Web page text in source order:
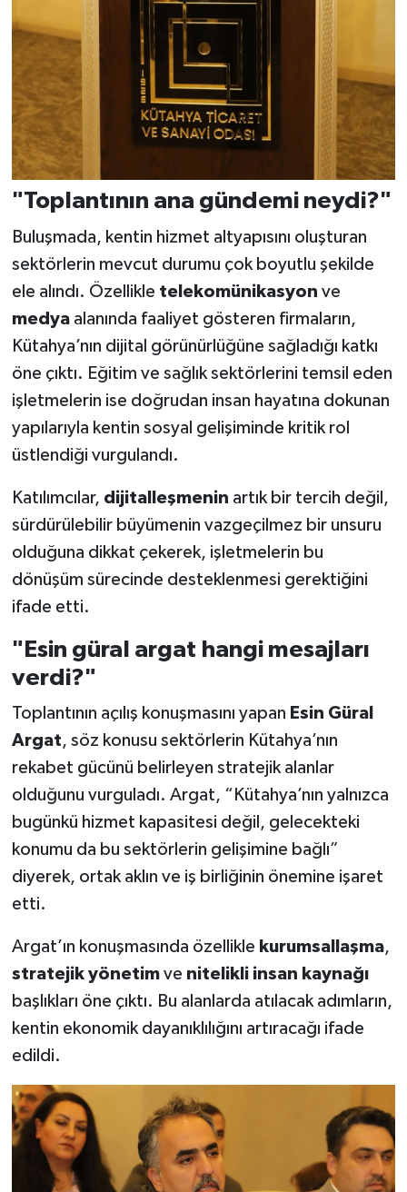
"Toplantının ana gündemi neydi?"
Buluşmada, kentin hizmet altyapısını oluşturan
sektörlerin mevcut durumu çok boyutlu şekilde
ele alındı. Özellikle telekomünikasyon ve
medyaalanında faaliyet gösteren firmaların,
Kütahya’nın dijital görünürlüğüne sağladığı katkı
öne çıktı. Eğitim ve sağlık sektörlerini temsil eden
işletmelerin ise doğrudan insan hayatına dokunan
yapılarıyla kentin sosyal gelişiminde kritik rol
üstlendiği vurgulandı.
Katılımcılar, dijitalleşmenin artık bir tercih değil,
sürdürülebilir büyümenin vazgeçilmez bir unsuru
olduğuna dikkat çekerek, işletmelerin bu
dönüşüm sürecinde desteklenmesi gerektiğini
ifade etti.
"Esin güral argat hangi mesajları
verdi?"
Toplantının açılış konuşmasını yapan Esin Güral
Argat, söz konusu sektörlerin Kütahya’nın
rekabet gücünü belirleyen stratejik alanlar
olduğunu vurguladı. Argat, “Kütahya’nın yalnızca
bugünkü hizmet kapasitesi değil, gelecekteki
konumu da bu sektörlerin gelişimine bağlı”
diyerek, ortak aklın ve iş birliğinin önemine işaret
etti.
Argat’ın konuşmasında özellikle kurumsallaşma,
stratejik yönetimve nitelikli insan kaynağı
başlıkları öne çıktı. Bu alanlarda atılacak adımların,
kentin ekonomik dayanıklılığını artıracağı ifade
edildi.